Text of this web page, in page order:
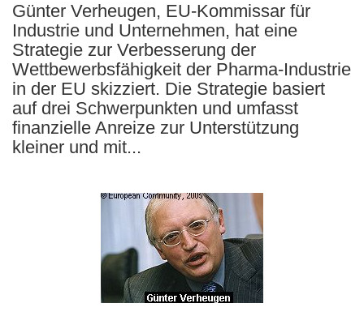
Günter Verheugen, EU-Kommissar für
Industrie und Unternehmen, hat eine
Strategie zur Verbesserung der
Wettbewerbsfähigkeit der Pharma-Industrie
in der EU skizziert. Die Strategie basiert
auf drei Schwerpunkten und umfasst
finanzielle Anreize zur Unterstützung
kleiner und mit...